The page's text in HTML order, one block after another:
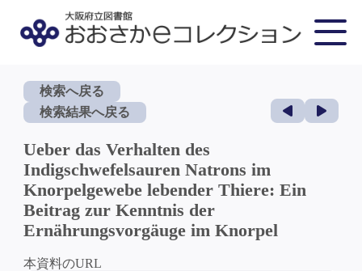
検索へ戻る
検索結果へ戻る
Ueber das Verhalten des
Indigschwefelsauren Natrons im
Knorpelgewebe lebender Thiere: Ein
Beitrag zur Kenntnis der
Ernährungsvorgäuge im Knorpel
本資料のURL